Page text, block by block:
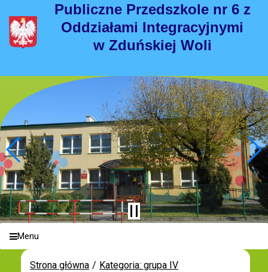
Publiczne Przedszkole nr 6 z
Oddziałami Integracyjnymi
w Zduńskiej Woli
Menu
Strona główna
Kategoria: grupa IV